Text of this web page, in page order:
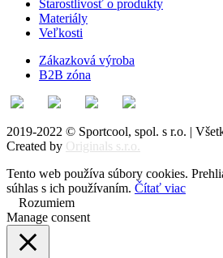
Starostlivosť o produkty
Materiály
Veľkosti
Zákazková výroba
B2B zóna
2019-2022 © Sportcool, spol. s r.o. |
Created by Originals s.r.o.
Tento web používa súbory cookies.
súhlas s ich používaním. Čítať viac
Rozumiem
Manage consent